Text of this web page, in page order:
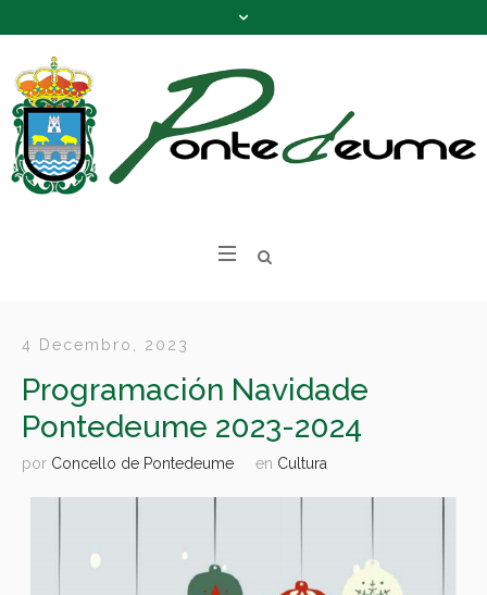
4 Decembro, 2023
Programación Navidade
Pontedeume 2023-2024
por Concello de Pontedeume en Cultura